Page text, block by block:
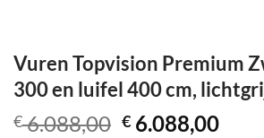
Vuren Topvision Premium
300 en luifel 400 cm,
€6.088,00 Oorspronkelijke
€ 6.088,00